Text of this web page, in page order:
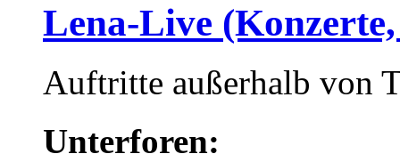
Lena-Live
Auftritte außerhalb von
Unterforen: